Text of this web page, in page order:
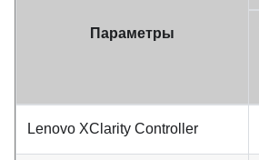
Параметры
Lenovo XClarity Controller